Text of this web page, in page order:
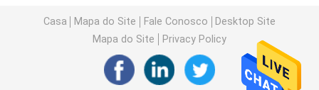
Trilhos de alumínio da escada
teto de alumínio da tira
Casa Mapa do Site Fale Conosco
Desktop Site
Mapa do Site
Privacy Policy